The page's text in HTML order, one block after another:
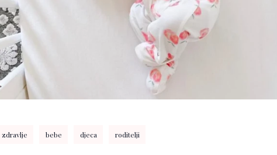
zdravlje bebe djeca roditelji